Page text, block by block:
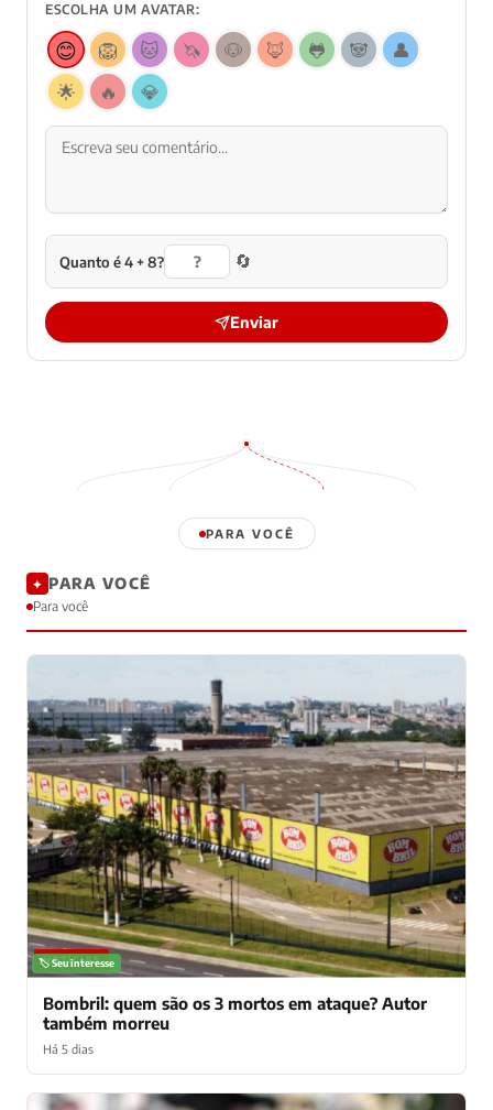
ESCOLHA UM AVATAR:
😊 🦁 🐱 🦄 🐶 🦊 🐸 🐼
👤
🌟
🔥 💎
Quanto é 4 + 8? 🔄
Enviar
PARA VOCÊ
✦ PARA VOCÊ
Para você
NOTÍCIAS
🏷️ Seu interesse
Bombril: quem são os 3 mortos em ataque? Autor
também morreu
Há 5 dias